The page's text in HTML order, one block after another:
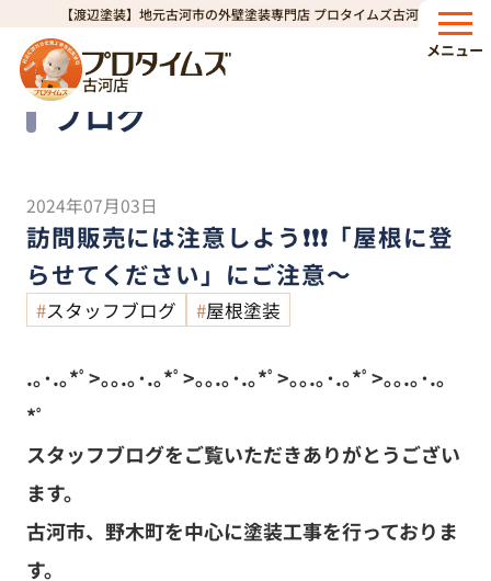
【渡辺塗装】地元古河市の外壁塗装専門店 プロタイムズ古河店
古河店
メニュー
HOME>ブログ> 訪問販売には注意しよう❗❗❗「屋根に登らせてください」にご注意～
ブログ
Blog
2024年07月03日
訪問販売には注意しよう❗❗❗「屋根に登
らせてください」にご注意～
スタッフブログ 屋根塗装
.｡･.｡*ﾟ>｡｡.｡･.｡*ﾟ>｡｡.｡･.｡*ﾟ>｡｡.｡･.｡*ﾟ>｡｡.｡･.｡
*ﾟ
スタッフブログをご覧いただきありがとうござい
ます。
古河市、野木町を中心に塗装工事を行っておりま
す。